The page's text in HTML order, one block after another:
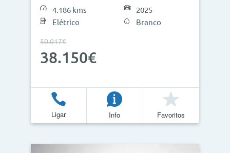
4.186 kms
Elétrico
2025
Branco
50.017€
38.150€
Ligar Info Favoritos